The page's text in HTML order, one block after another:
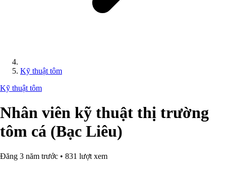
Kỹ thuật tôm
Kỹ thuật tôm
Nhân viên kỹ thuật thị trường
tôm cá (Bạc Liêu)
Đăng 3 năm trước • 831 lượt xem